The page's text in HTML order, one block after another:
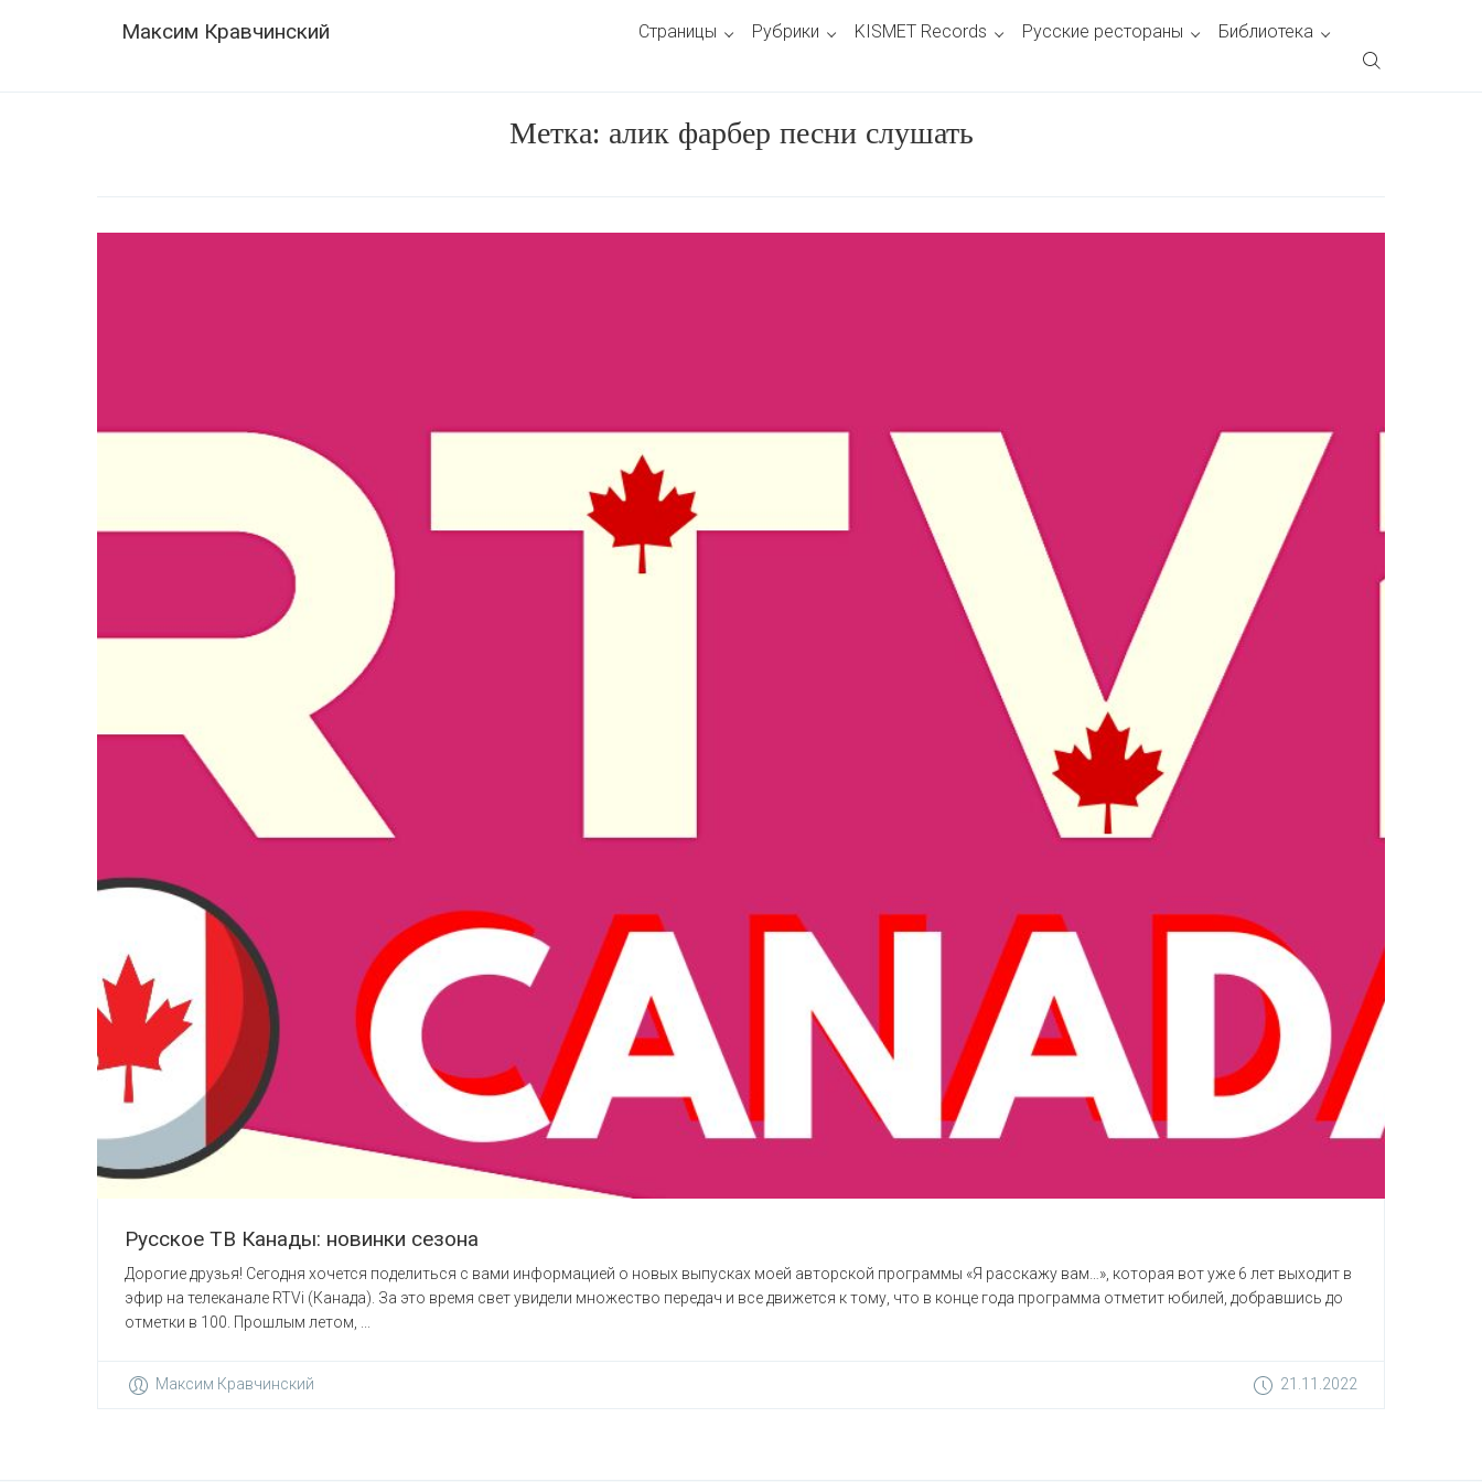
Максим Кравчинский
Navigation
Страницы Рубрики KISMET Records Русские рестораны Библиотека
Метка: алик фарбер песни слушать
Русское ТВ Канады: новинки сезона
Дорогие друзья! Сегодня хочется поделиться с вами информацией о новых выпусках моей авторской программы «Я расскажу вам…», которая вот уже 6 лет выходит в
эфир на телеканале RTVi (Канада). За это время свет увидели множество передач и все движется к тому, что в конце года программа отметит юбилей, добравшись до
отметки в 100. Прошлым летом, ...
Максим Кравчинский 21.11.2022